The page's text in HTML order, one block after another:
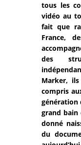
tous les
vidéo au
fait que
France,
des
Marker,
compris
génération
grand bain
donné
du